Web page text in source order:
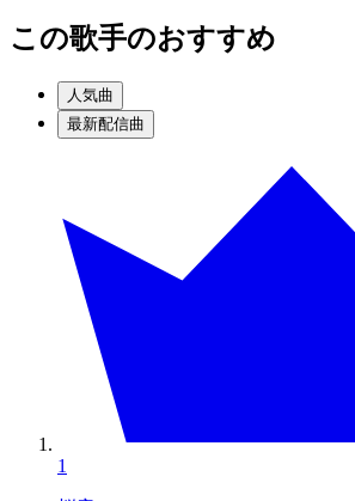
この歌手のおすすめ
人気曲
最新配信曲
1